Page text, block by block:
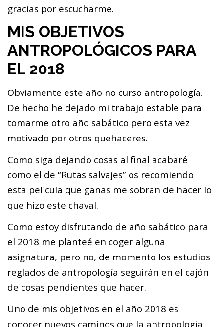
gracias por escucharme.
MIS OBJETIVOS
ANTROPOLÓGICOS PARA
EL 2018
Obviamente este año no curso antropología.
De hecho he dejado mi trabajo estable para
tomarme otro año sabático pero esta vez
motivado por otros quehaceres.
Como siga dejando cosas al final acabaré
como el de “Rutas salvajes” os recomiendo
esta película que ganas me sobran de hacer lo
que hizo este chaval.
Como estoy disfrutando de año sabático para
el 2018 me planteé en coger alguna
asignatura, pero no, de momento los estudios
reglados de antropología seguirán en el cajón
de cosas pendientes que hacer.
Uno de mis objetivos en el año 2018 es
conocer nuevos caminos que la antropología